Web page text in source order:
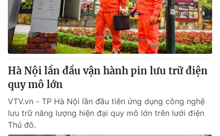
VTV Sức khoẻ Bất động sản
Thị trường 24h Tấm lòng Việt
VTV4 Vươn mình bằng AI
VTV9
Liên hệ tòa soạn English
Hà Nội lần đầu vận hành pin lưu trữ điện
quy mô lớn
VTV.vn - TP Hà Nội lần đầu tiên ứng dụng công nghệ
lưu trữ năng lượng hiện đại quy mô lớn trên lưới điện
Thủ đô.